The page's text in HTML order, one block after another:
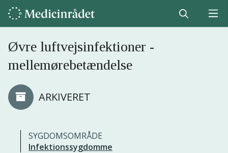
Øvre luftvejsinfektioner -
mellemørebetændelse
ARKIVERET
SYGDOMSOMRÅDE
Infektionssygdomme